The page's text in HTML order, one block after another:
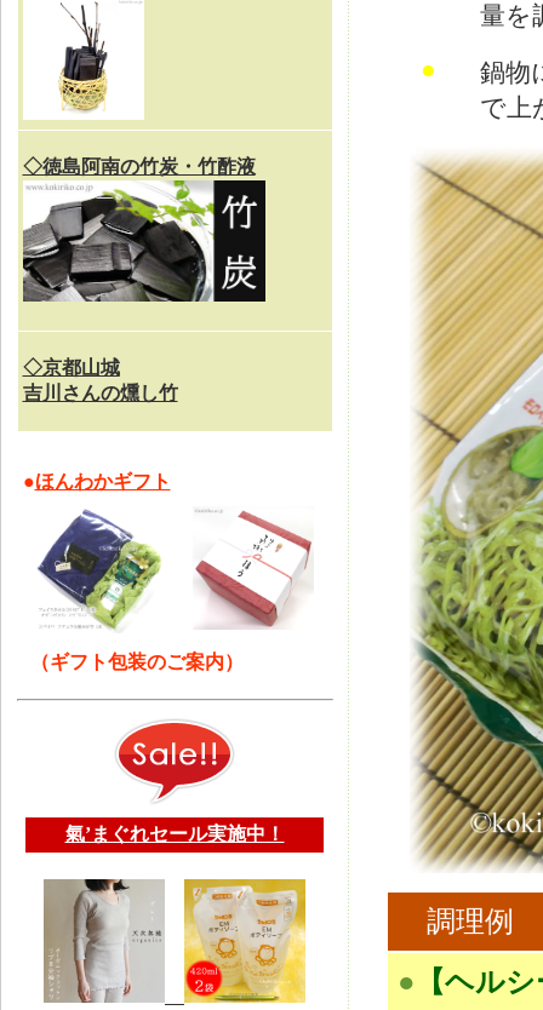
◇徳島阿南の竹炭・竹酢液
◇京都山城
吉川さんの燻し竹
●ほんわかギフト
（ギフト包装のご案内）
氣’まぐれセール実施中！
量を
●
鍋物
で上
調理例
● 【ヘル